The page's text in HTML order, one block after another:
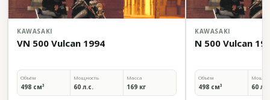
KAWASAKI
VN 500 Vulcan 1994
Объём
498 см³
Мощность
60 л.с.
Масса
169 кг
KAWASAKI
N 500 Vulcan
Объём
498 см³ 60